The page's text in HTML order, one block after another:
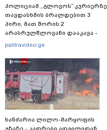
პოლიციამ ,,გლოვოს” კურიერზე
თავდასხმის ბრალდებით 3
პირი, მათ შორის 2
არასრულწლოვანი დააკავა -
შსს ინფორმაციას ავრცელებს
palitravideo.ge
ხანძარია ლილო-მარყოფის
გზაზე - კადრები ადგილიდან,